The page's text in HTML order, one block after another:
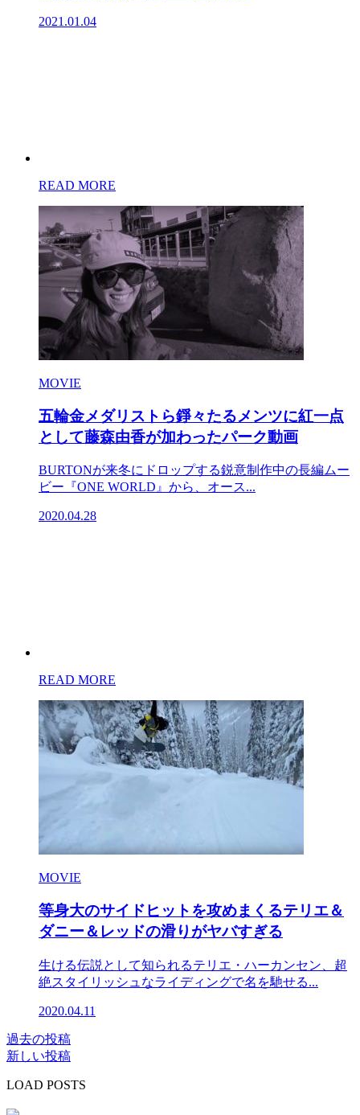
2021.01.04
READ MORE
MOVIE
五輪金メダリストら錚々たるメンツに紅一点
として藤森由香が加わったパーク動画
BURTONが来冬にドロップする鋭意制作中の長編ムー
ビー『ONE WORLD』から、オース...
2020.04.28
READ MORE
MOVIE
等身大のサイドヒットを攻めまくるテリエ＆
ダニー＆レッドの滑りがヤバすぎる
生ける伝説として知られるテリエ・ハーカンセン、超
絶スタイリッシュなライディングで名を馳せる...
2020.04.11
投
稿
ナ
過去の投稿
新しい投稿
LOAD POSTS